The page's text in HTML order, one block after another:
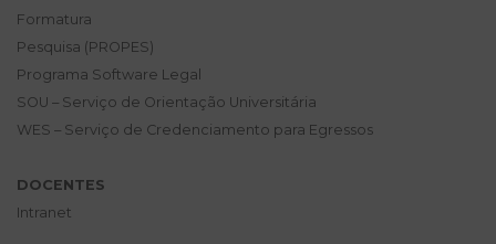
Formatura
Pesquisa (PROPES)
Programa Software Legal
SOU – Serviço de Orientação Universitária
WES – Serviço de Credenciamento para Egressos
DOCENTES
Intranet